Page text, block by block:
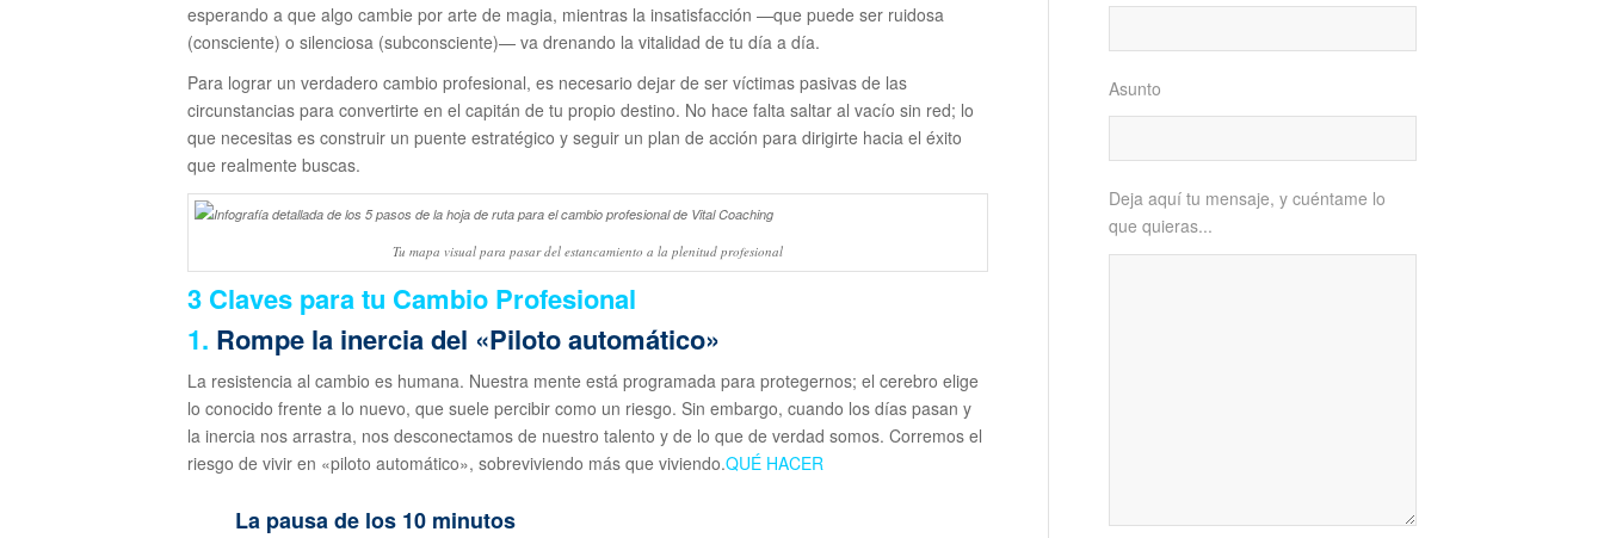
esperando a que algo cambie por arte de magia, mientras la insatisfacción —que puede ser ruidosa
(consciente) o silenciosa (subconsciente)— va drenando la vitalidad de tu día a día.
Para lograr un verdadero cambio profesional, es necesario dejar de ser víctimas pasivas de las
circunstancias para convertirte en el capitán de tu propio destino. No hace falta saltar al vacío sin red; lo
que necesitas es construir un puente estratégico y seguir un plan de acción para dirigirte hacia el éxito
que realmente buscas.
Tu mapa visual para pasar del estancamiento a la plenitud profesional
3 Claves para tu Cambio Profesional
1. Rompe la inercia del «Piloto automático»
La resistencia al cambio es humana. Nuestra mente está programada para protegernos; el cerebro elige
lo conocido frente a lo nuevo, que suele percibir como un riesgo. Sin embargo, cuando los días pasan y
la inercia nos arrastra, nos desconectamos de nuestro talento y de lo que de verdad somos. Corremos el
riesgo de vivir en «piloto automático», sobreviviendo más que viviendo.QUÉ HACER
La pausa de los 10 minutos
Asunto
Deja aquí tu mensaje, y cuéntame lo
que quieras...